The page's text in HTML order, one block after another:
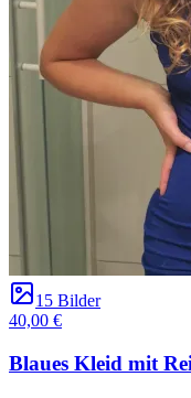
15 Bilder
40,00 €
Blaues Kleid mit